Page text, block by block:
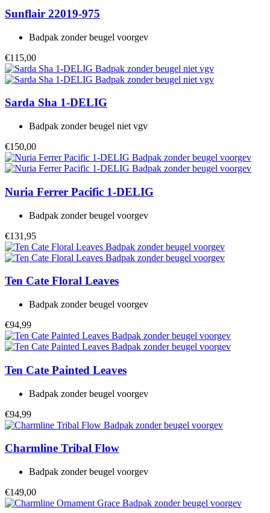
Sunflair 22019-975
Badpak zonder beugel voorgev
€115,00
Sarda Sha 1-DELIG
Badpak zonder beugel niet vgv
€150,00
Nuria Ferrer Pacific 1-DELIG
Badpak zonder beugel voorgev
€131,95
Ten Cate Floral Leaves
Badpak zonder beugel voorgev
€94,99
Ten Cate Painted Leaves
Badpak zonder beugel voorgev
€94,99
Charmline Tribal Flow
Badpak zonder beugel voorgev
€149,00